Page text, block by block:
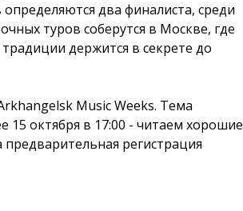
два финалиста, среди
туров соберутся в Москве, где
держится в секрете до
Music Weeks. Тема
15 октября в 17:00 - читаем хорошие
регистрация